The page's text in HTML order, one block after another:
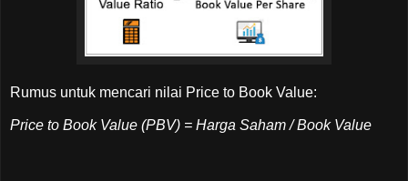
Rumus untuk mencari nilai Price to Book Value:
Price to Book Value (PBV) = Harga Saham / Book Value